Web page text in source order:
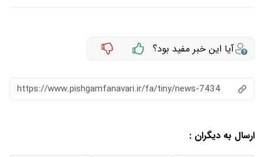
آیا این خبر مفید بود؟
https://www.pishgamfanavari.ir/fa/tiny/news-7434
ارسال به دیگران :